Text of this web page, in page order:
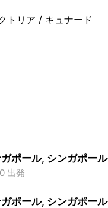
トリア / キュナード
ポール, シンガポール
出発
ポール, シンガポール